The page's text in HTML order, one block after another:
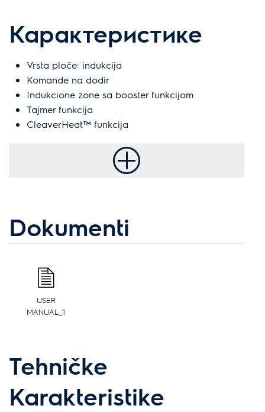
Карактеристике
Vrsta ploče: indukcija
Komande na dodir
Indukcione zone sa booster funkcijom
Tajmer funkcija
CleaverHeat™ funkcija
Dokumenti
USER
MANUAL_1
Tehničke
Karakteristike